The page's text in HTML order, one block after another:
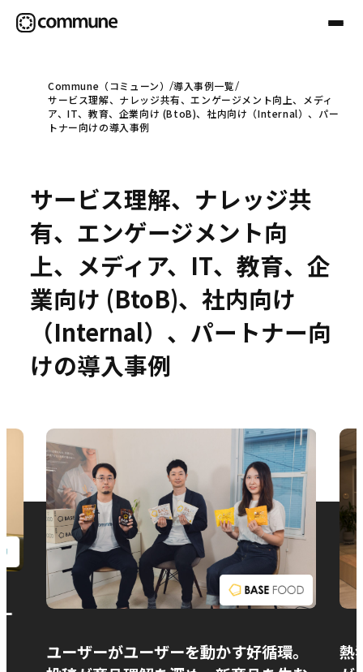
Communeについて
事例
セミナー
お役立ち情報
Commune（コミューン）
導入事例一覧
サービス理解、ナレッジ共有、エンゲージメント向上、メディ
ア、IT、教育、企業向け (BtoB)、社内向け（Internal）、パー
トナー向けの導入事例
サービス理解、ナレッジ共
有、エンゲージメント向
上、メディア、IT、教育、企
業向け (BtoB)、社内向け
（Internal）、パートナー向
けの導入事例
ユーザーがユーザーを動かす好循環。
熱